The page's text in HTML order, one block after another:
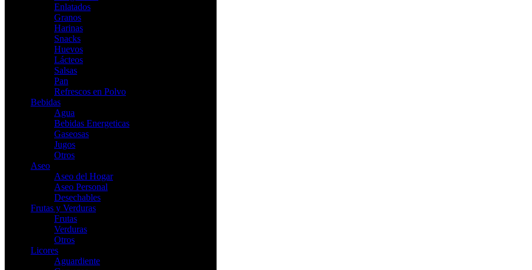
Enlatados
Granos
Harinas
Snacks
Huevos
Lácteos
Salsas
Pan
Refrescos en Polvo
Bebidas
Agua
Bebidas Energeticas
Gaseosas
Jugos
Otros
Aseo
Aseo del Hogar
Aseo Personal
Desechables
Frutas y Verduras
Frutas
Verduras
Otros
Licores
Aguardiente